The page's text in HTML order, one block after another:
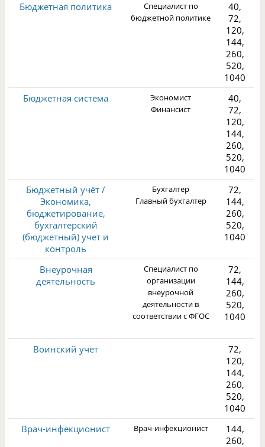
Бюджетная политика
Специалист по
бюджетной политике
40,
72,
120,
144,
260,
520,
1040
Бюджетная система
Экономист
Финансист
40,
72,
120,
144,
260,
520,
1040
Бюджетный учёт /
Экономика,
бюджетирование,
бухгалтерский
(бюджетный) учет и
контроль
Бухгалтер
Главный бухгалтер
72,
144,
260,
520,
1040
Внеурочная
деятельность
Специалист по
организации
внеурочной
деятельности в
соответствии с ФГОС
72,
144,
260,
520,
1040
Воинский учет
72,
120,
144,
260,
520,
1040
Врач-инфекционист
Врач-инфекционист
144,
260,